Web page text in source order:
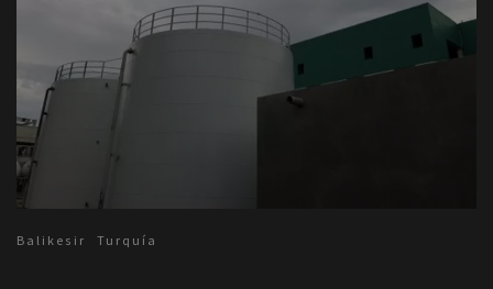
Balikesir Turquía